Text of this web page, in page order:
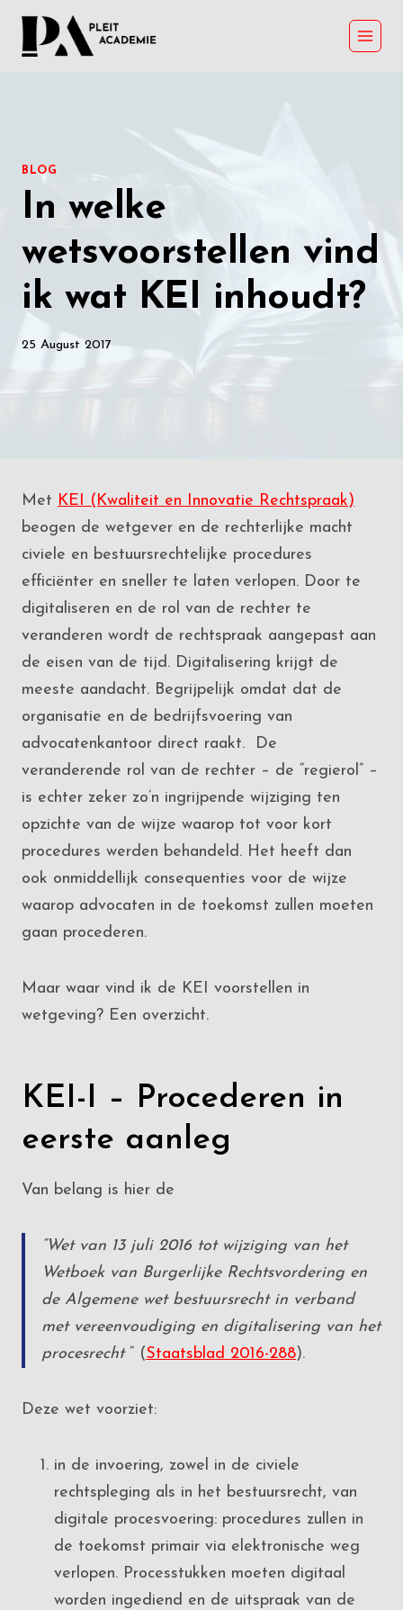
Skip
BLOG
In welke
wetsvoorstellen vind
ik wat KEI inhoudt?
25 August 2017
Met KEI (Kwaliteit en Innovatie Rechtspraak)
beogen de wetgever en de rechterlijke macht
civiele en bestuursrechtelijke procedures
efficiënter en sneller te laten verlopen. Door te
digitaliseren en de rol van de rechter te
veranderen wordt de rechtspraak aangepast aan
de eisen van de tijd. Digitalisering krijgt de
meeste aandacht. Begrijpelijk omdat dat de
organisatie en de bedrijfsvoering van
advocatenkantoor direct raakt. De
veranderende rol van de rechter – de “regierol” –
is echter zeker zo’n ingrijpende wijziging ten
opzichte van de wijze waarop tot voor kort
procedures werden behandeld. Het heeft dan
ook onmiddellijk consequenties voor de wijze
waarop advocaten in de toekomst zullen moeten
gaan procederen.
Maar waar vind ik de KEI voorstellen in
wetgeving? Een overzicht.
KEI-I – Procederen in
eerste aanleg
Van belang is hier de
“Wet van 13 juli 2016 tot wijziging van het
Wetboek van Burgerlijke Rechtsvordering en
de Algemene wet bestuursrecht in verband
met vereenvoudiging en digitalisering van het
procesrecht” (Staatsblad 2016-288).
Deze wet voorziet:
in de invoering, zowel in de civiele
rechtspleging als in het bestuursrecht, van
digitale procesvoering: procedures zullen in
de toekomst primair via elektronische weg
verlopen. Processtukken moeten digitaal
worden ingediend en de uitspraak van de